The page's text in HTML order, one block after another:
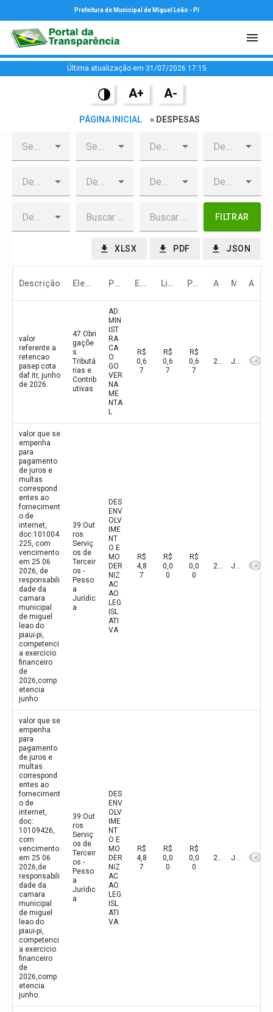
Prefeitura de Municipal de Miguel Leão - PI
Última atualização em 31/07/2026 17:15
A+ A-
PÁGINA INICIAL » DESPESAS
FILTRAR
XLSX PDF JSON
Descrição Elemento de despesa Programa Empenho Liquidado Pago
valor
referente a
retencao
pasep cota
daf itr, junho
de 2026.
47:Obri
gaçõe
s
Tributá
rias e
Contrib
utivas
AD
MIN
IST
RA
CA
O
GO
VER
NA
ME
NTA
L
R$
0,6
7
R$
0,6
7
R$
0,6
7
2026 Junho
valor que se
empenha
para
pagamento
de juros e
multas
correspond
entes ao
forneciment
o de
internet,
doc:101004
225, com
vencimento
em 25 06
2026, de
responsabili
dade da
camara
municipal
de miguel
leao do
piaui-pi,
competenci
a exercicio
financeiro
de
2026,comp
etencia
junho.
39:Out
ros
Serviç
os de
Terceir
os -
Pesso
a
Jurídic
a
DES
ENV
OLV
IME
NT
O E
MO
DER
NIZ
AC
AO
LEG
ISL
ATI
VA
R$
4,8
7
R$
0,0
0
R$
0,0
0
2026 Junho
valor que se
empenha
para
pagamento
de juros e
multas
correspond
entes ao
forneciment
o de
internet,
doc:
10109426,
com
vencimento
em 25 06
2026,de
responsabili
dade da
camara
municipal
de miguel
leao do
piaui-pi,
competenci
a exercicio
financeiro
de
2026,comp
etencia
junho.
39:Out
ros
Serviç
os de
Terceir
os -
Pesso
a
Jurídic
a
DES
ENV
OLV
IME
NT
O E
MO
DER
NIZ
AC
AO
LEG
ISL
ATI
VA
R$
4,8
7
R$
0,0
0
R$
0,0
0
2026 Junho